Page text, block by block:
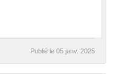
Publié le 05 janv. 2025